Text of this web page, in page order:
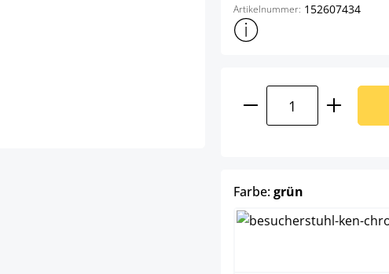
Artikelnummer: 152607434
Weitere
Produkt Anzahl:
Farbe:grün